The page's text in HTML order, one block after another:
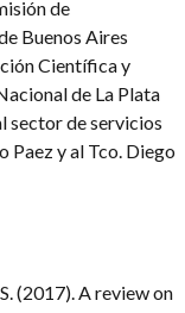
de
Buenos Aires
Científica y
de La Plata
sector de servicios
Paez y al Tco. Diego
(2017). A review on